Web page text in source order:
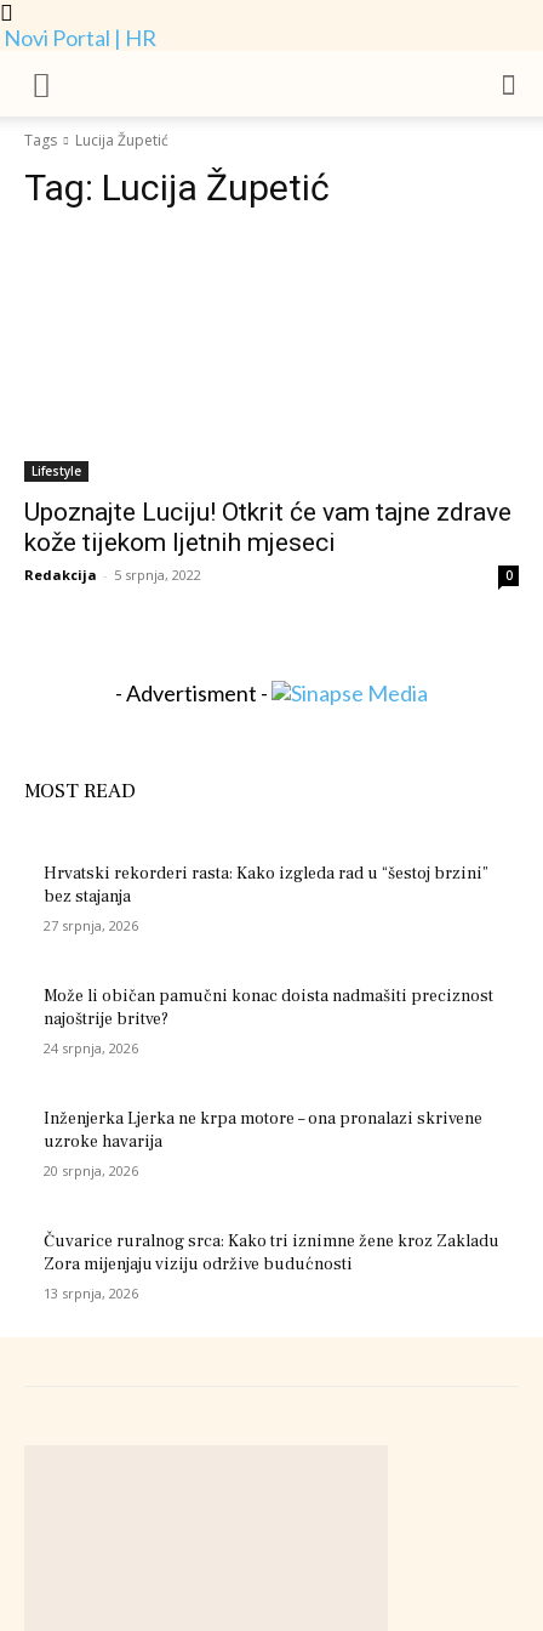
Novi Portal | HR
Tags Lucija Župetić
Tag: Lucija Župetić
Lifestyle
Upoznajte Luciju! Otkrit će vam tajne zdrave
kože tijekom ljetnih mjeseci
Redakcija - 5 srpnja, 2022 0
- Advertisment -
MOST READ
Hrvatski rekorderi rasta: Kako izgleda rad u “šestoj brzini”
bez stajanja
27 srpnja, 2026
Može li običan pamučni konac doista nadmašiti preciznost
najoštrije britve?
24 srpnja, 2026
Inženjerka Ljerka ne krpa motore – ona pronalazi skrivene
uzroke havarija
20 srpnja, 2026
Čuvarice ruralnog srca: Kako tri iznimne žene kroz Zakladu
Zora mijenjaju viziju održive budućnosti
13 srpnja, 2026